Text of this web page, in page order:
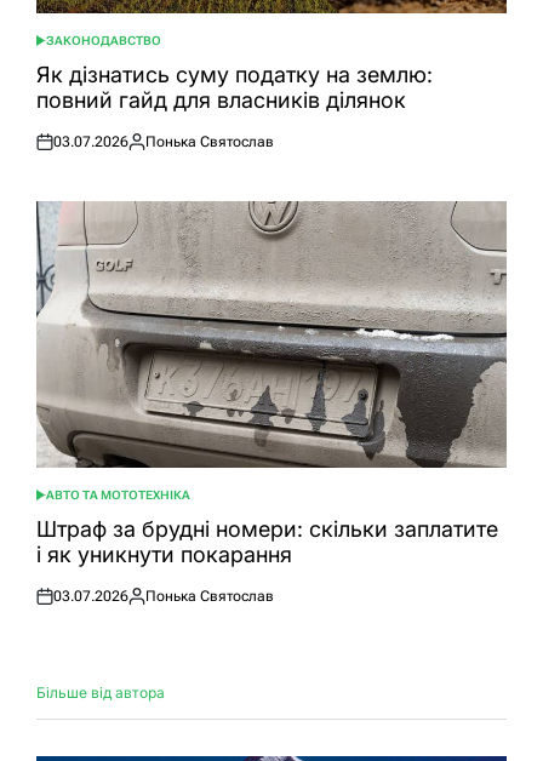
ОПУБЛІКУВАТИ
У
ЗАКОНОДАВСТВО
Як дізнатись суму податку на землю:
повний гайд для власників ділянок
Оприлюднено
03.07.2026
Опубліковано
Понька Святослав
ОПУБЛІКУВАТИ
У
АВТО ТА МОТОТЕХНІКА
Штраф за брудні номери: скільки заплатите
і як уникнути покарання
Оприлюднено
03.07.2026
Опубліковано
Понька Святослав
Більше від автора